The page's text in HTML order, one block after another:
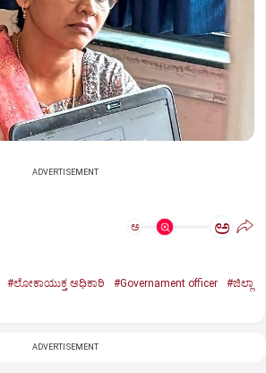
ADVERTISEMENT
ಅ ಅ
#ಲೋಕಾಯುಕ್ತ ಅಧಿಕಾರಿ #Governament officer
#ಜಿಲ್ಲಾ
ADVERTISEMENT